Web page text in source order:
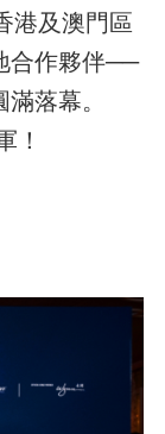
港及澳門區
合作夥伴──
落幕。
！